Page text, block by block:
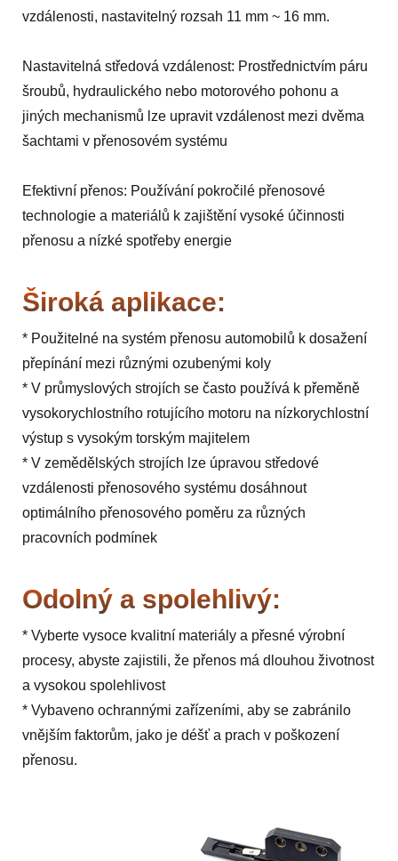
vzdálenosti, nastavitelný rozsah 11 mm ~ 16 mm.
Nastavitelná středová vzdálenost: Prostřednictvím páru
šroubů, hydraulického nebo motorového pohonu a
jiných mechanismů lze upravit vzdálenost mezi dvěma
šachtami v přenosovém systému
Efektivní přenos: Používání pokročilé přenosové
technologie a materiálů k zajištění vysoké účinnosti
přenosu a nízké spotřeby energie
Široká aplikace:
* Použitelné na systém přenosu automobilů k dosažení
přepínání mezi různými ozubenými koly
* V průmyslových strojích se často používá k přeměně
vysokorychlostního rotujícího motoru na nízkorychlostní
výstup s vysokým torským majitelem
* V zemědělských strojích lze úpravou středové
vzdálenosti přenosového systému dosáhnout
optimálního přenosového poměru za různých
pracovních podmínek
Odolný a spolehlivý:
* Vyberte vysoce kvalitní materiály a přesné výrobní
procesy, abyste zajistili, že přenos má dlouhou životnost
a vysokou spolehlivost
* Vybaveno ochrannými zařízeními, aby se zabránilo
vnějším faktorům, jako je déšť a prach v poškození
přenosu.